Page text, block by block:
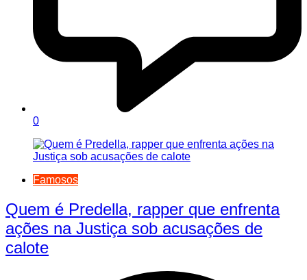
0
Famosos
Quem é Predella, rapper que enfrenta
ações na Justiça sob acusações de
calote